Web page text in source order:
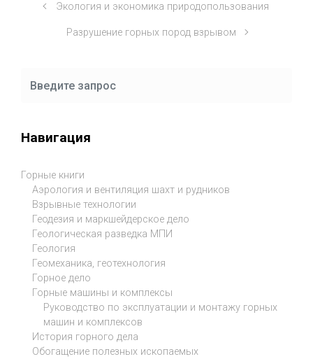
Экология и экономика природопользования
Разрушение горных пород взрывом
Навигация
Горные книги
Аэрология и вентиляция шахт и рудников
Взрывные технологии
Геодезия и маркшейдерское дело
Геологическая разведка МПИ
Геология
Геомеханика, геотехнология
Горное дело
Горные машины и комплексы
Руководство по эксплуатации и монтажу горных
машин и комплексов
История горного дела
Обогащение полезных ископаемых